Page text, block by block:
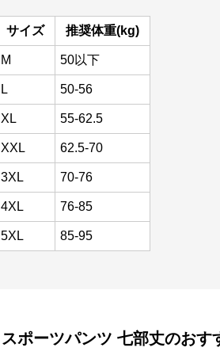
サイズ 推奨体重(kg)
M 50以下
L 50-56
XL 55-62.5
XXL 62.5-70
3XL 70-76
4XL 76-85
5XL 85-95
スポーツパンツ 七部丈のおす